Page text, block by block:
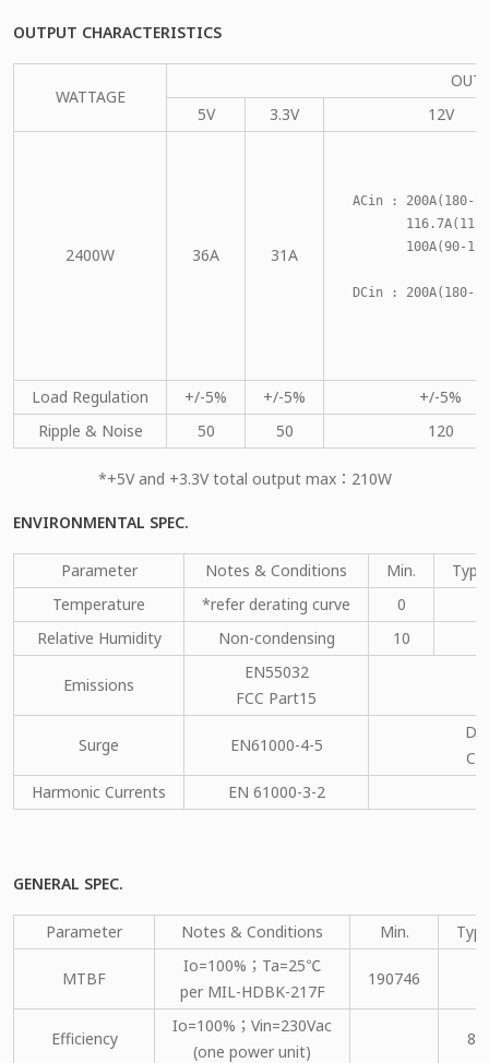
OUTPUT CHARACTERISTICS
WATTAGE
5V
3.3V 12V
2400W 36A 31A
ACin : 200A(180-
100A(90-
DCin : 200A(180-
Load Regulation +/-5% +/-5%
+/-5%
Ripple & Noise
50 50 120
*+5V and +3.3V total output max：210W
ENVIRONMENTAL SPEC.
Parameter Notes & Conditions Min.
Type.
Temperature
*refer derating curve
0
Relative Humidity
Non-condensing 10
Emissions
EN55032
FCC Part15
Surge EN61000-4-5
Harmonic Currents
EN 61000-3-2
GENERAL SPEC.
Parameter Notes & Conditions Min.
MTBF
Io=100%；Ta=25℃
per MIL-HDBK-217F
190746
Efficiency
Io=100%；Vin=230Vac
(one power unit)
86